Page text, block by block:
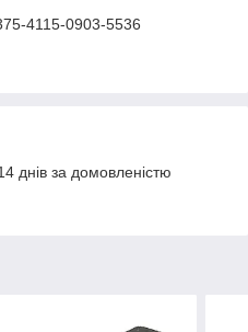
4115-0903-5536
днів за домовленістю